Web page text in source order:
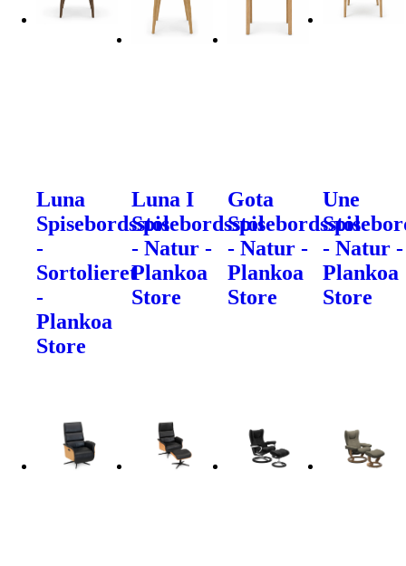
Luna
Spisebordsstol
-
Sortolieret
-
Plankoa
Store
Luna I
Spisebordsstol
- Natur -
Plankoa
Store
Gota
Spisebordsstol
- Natur -
Plankoa
Store
Une
- Natur -
Plankoa
Store